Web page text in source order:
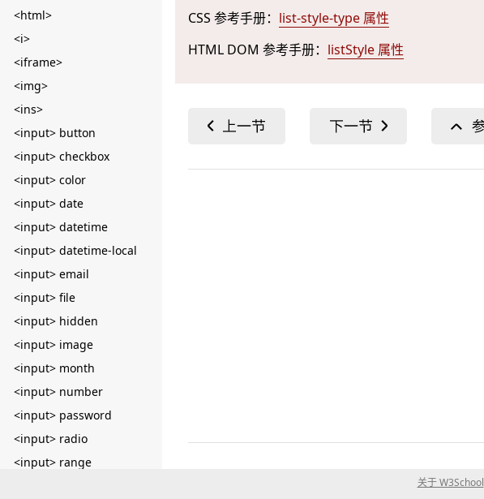
<html>
<i>
<iframe>
<img>
<ins>
<input> button
<input> checkbox
<input> color
<input> date
<input> datetime
<input> datetime-local
<input> email
<input> file
<input> hidden
<input> image
<input> month
<input> number
<input> password
<input> radio
<input> range
CSS 参考手册： list-style-type 属性
HTML DOM 参考手册： listStyle 属性
关于 W3School